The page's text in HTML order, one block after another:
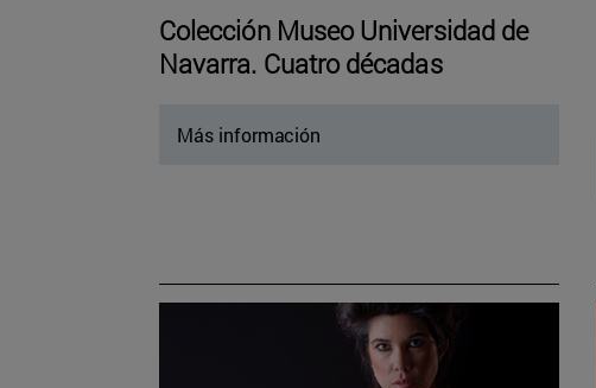
Colección Museo Universidad de
Navarra. Cuatro décadas
Más información